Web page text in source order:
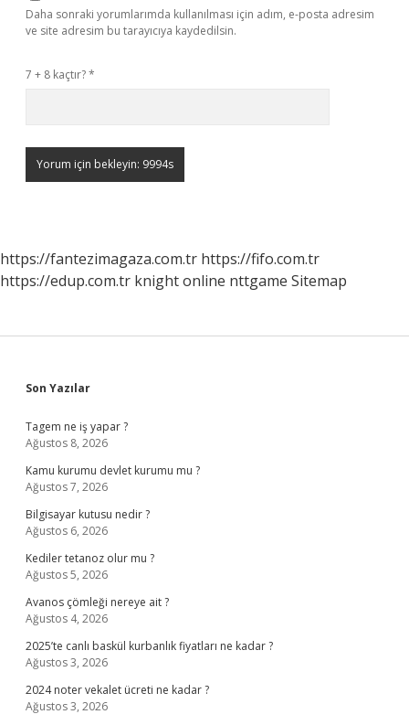
Daha sonraki yorumlarımda kullanılması için adım, e-posta adresim
ve site adresim bu tarayıcıya kaydedilsin.
7 + 8 kaçtır?*
https://fantezimagaza.com.tr https://fifo.com.tr
https://edup.com.tr knight online nttgame Sitemap
Sidebar
Son Yazılar
Tagem ne iş yapar ?
Ağustos 8, 2026
Kamu kurumu devlet kurumu mu ?
Ağustos 7, 2026
Bilgisayar kutusu nedir ?
Ağustos 6, 2026
Kediler tetanoz olur mu ?
Ağustos 5, 2026
Avanos çömleği nereye ait ?
Ağustos 4, 2026
2025’te canlı baskül kurbanlık fiyatları ne kadar ?
Ağustos 3, 2026
2024 noter vekalet ücreti ne kadar ?
Ağustos 3, 2026